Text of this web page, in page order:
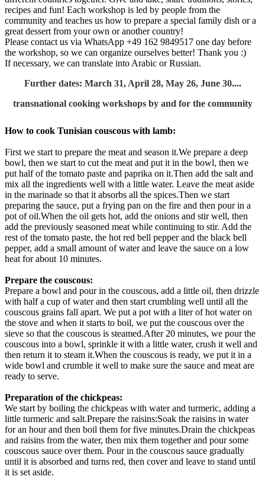
recipes and fun! Each workshop is led by people from the
community and teaches us how to prepare a special family dish or a
great dessert from your own or another country!
Please contact us via WhatsApp +49 162 9849517 one day before
the workshop, so we can organize ourselves better! Thank you :)
If necessary, we can translate into Arabic or Russian.
Further dates: March 31, April 28, May 26, June 30....
transnational cooking workshops by and for the community
How to cook Tunisian couscous with lamb:
First we start to prepare the meat and season it.We prepare a deep
bowl, then we start to cut the meat and put it in the bowl, then we
put half of the tomato paste and paprika on it.Then add the salt and
mix all the ingredients well with a little water. Leave the meat aside
in the marinade so that it absorbs all the spices.Then we start
preparing the sauce, put a frying pan on the fire and then pour in a
pot of oil.When the oil gets hot, add the onions and stir well, then
add the previously seasoned meat while continuing to stir. Add the
rest of the tomato paste, the hot red bell pepper and the black bell
pepper, add a small amount of water and leave the sauce on a low
heat for about 10 minutes.
Prepare the couscous:
Prepare a bowl and pour in the couscous, add a little oil, then drizzle
with half a cup of water and then start crumbling well until all the
couscous grains fall apart. We put a pot with a liter of hot water on
the stove and when it starts to boil, we put the couscous over the
sieve so that the couscous is steamed.After 20 minutes, we pour the
couscous into a bowl, sprinkle it with a little water, crush it well and
then return it to steam it.When the couscous is ready, we put it in a
wide bowl and crumble it well to make sure the sauce and meat are
ready to serve.
Preparation of the chickpeas:
We start by boiling the chickpeas with water and turmeric, adding a
little turmeric and salt.Prepare the raisins:Soak the raisins in water
for an hour and then boil them for five minutes.Drain the chickpeas
and raisins from the water, then mix them together and pour some
couscous sauce over them. Pour in the couscous sauce gradually
until it is absorbed and turns red, then cover and leave to stand until
it is set aside.